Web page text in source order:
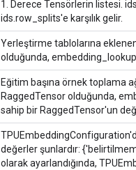
1. Derece Tensörlerin listesi.
ids.row_splits'e karşılık gelir.
Yerleştirme tablolarına
olduğunda,
Eğitim başına örnek toplama
RaggedTensor olduğunda,
sahip bir RaggedTensor'un
değerler şunlardır:
olarak ayarlandığında,